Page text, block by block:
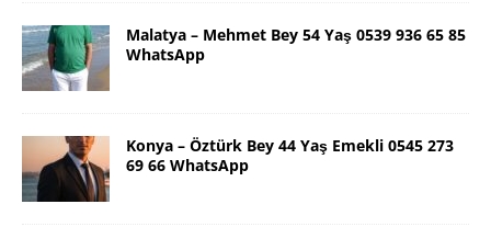
Malatya – Mehmet Bey 54 Yaş 0539 936 65 85
WhatsApp
Konya – Öztürk Bey 44 Yaş Emekli 0545 273
69 66 WhatsApp